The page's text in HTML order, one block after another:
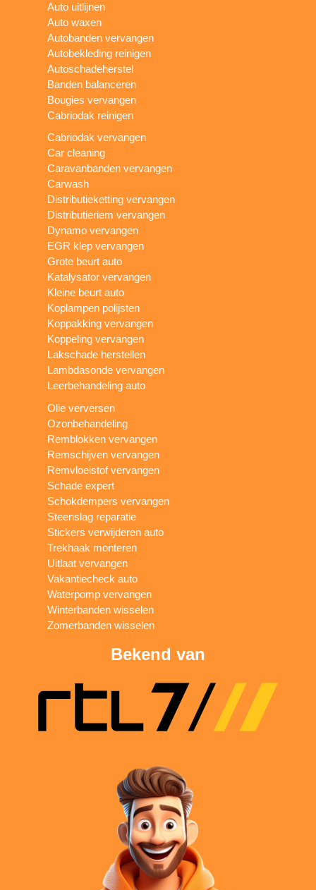
Auto uitlijnen
Auto waxen
Autobanden vervangen
Autobekleding reinigen
Autoschadeherstel
Banden balanceren
Bougies vervangen
Cabriodak reinigen
Cabriodak vervangen
Car cleaning
Caravanbanden vervangen
Carwash
Distributieketting vervangen
Distributieriem vervangen
Dynamo vervangen
EGR klep vervangen
Grote beurt auto
Katalysator vervangen
Kleine beurt auto
Koplampen polijsten
Koppakking vervangen
Koppeling vervangen
Lakschade herstellen
Lambdasonde vervangen
Leerbehandeling auto
Olie verversen
Ozonbehandeling
Remblokken vervangen
Remschijven vervangen
Remvloeistof vervangen
Schade expert
Schokdempers vervangen
Steenslag reparatie
Stickers verwijderen auto
Trekhaak monteren
Uitlaat vervangen
Vakantiecheck auto
Waterpomp vervangen
Winterbanden wisselen
Zomerbanden wisselen
Bekend van